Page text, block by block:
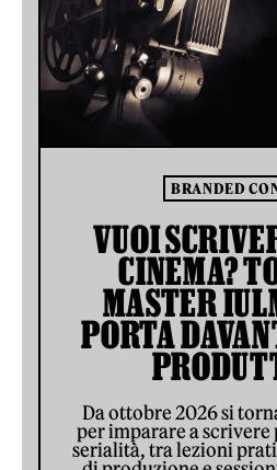
BRANDED
VUOI
CINEMA?
MASTER
PORTA
Da ottobre 2026 si
per imparare a scrivere
serialità, tra lezioni